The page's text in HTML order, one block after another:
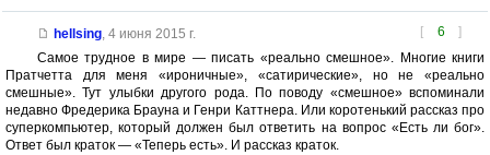
[ 6 ]
hellsing, 4 июня 2015 г.
Самое трудное в мире — писать «реально смешное». Многие книги
Пратчетта для меня «ироничные», «сатирические», но не «реально
смешные». Тут улыбки другого рода. По поводу «смешное» вспоминали
недавно Фредерика Брауна и Генри Каттнера. Или коротенький рассказ про
суперкомпьютер, который должен был ответить на вопрос «Есть ли бог».
Ответ был краток — «Теперь есть». И рассказ краток.